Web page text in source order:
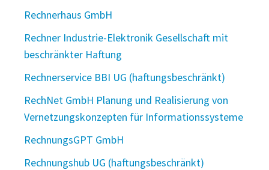
Rechnerhaus GmbH
Rechner Industrie-Elektronik Gesellschaft mit
beschränkter Haftung
Rechnerservice BBI UG (haftungsbeschränkt)
RechNet GmbH Planung und Realisierung von
Vernetzungskonzepten für Informationssysteme
RechnungsGPT GmbH
Rechnungshub UG (haftungsbeschränkt)